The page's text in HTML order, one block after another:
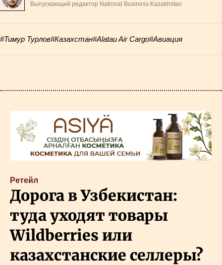
Выпускающий редактор National Business Kazakhstan
#Тимур Турлов#Казахстан#Alatau Air Cargo#Авиация
Ретейл
Дорога в Узбекистан:
туда уходят товары
Wildberries или
казахстанские селлеры?